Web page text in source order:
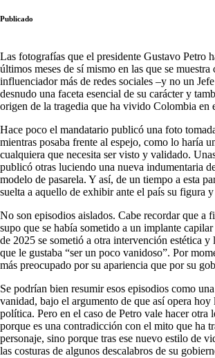
Publicado
Las fotografías que el presidente Gustavo Petro
últimos meses de sí mismo en las que se
influenciador más de redes sociales –y no un
desnudo una faceta esencial de su carácter y
origen de la tragedia que ha vivido Colombia en
Hace poco el mandatario publicó una foto
mientras posaba frente al espejo, como lo haría
cualquiera que necesita ser visto y validado.
publicó otras luciendo una nueva indumentaria
modelo de pasarela. Y así, de un tiempo a esta
suelta a aquello de exhibir ante el país su figura y
No son episodios aislados. Cabe recordar que a
supo que se había sometido a un implante
de 2025 se sometió a otra intervención estética
que le gustaba “ser un poco vanidoso”. Por
más preocupado por su apariencia que por su
Se podrían bien resumir esos episodios como
vanidad, bajo el argumento de que así opera
política. Pero en el caso de Petro vale hacer otra
porque es una contradicción con el mito que ha
personaje, sino porque tras ese nuevo estilo de
las costuras de algunos descalabros de su